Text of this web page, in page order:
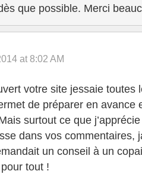
que possible. Merci
at 8:02 AM
votre site jessaie toutes
de préparer en avance
surtout ce que
dans vos commentaires,
un conseil à un
tout !